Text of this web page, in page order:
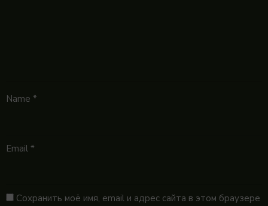
Name *
Email *
Сохранить моё имя, email и адрес сайта в этом браузере